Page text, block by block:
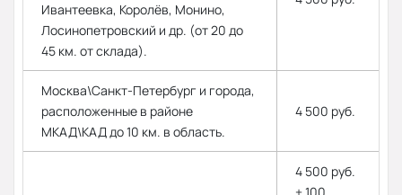
Ивантеевка, Королёв, Монино,
Лосинопетровский и др. (от 20 до
45 км. от склада).
Москва\Санкт-Петербург и города,
расположенные в районе
МКАД\КАД до 10 км. в область.
4 500 руб.
4 500 руб.